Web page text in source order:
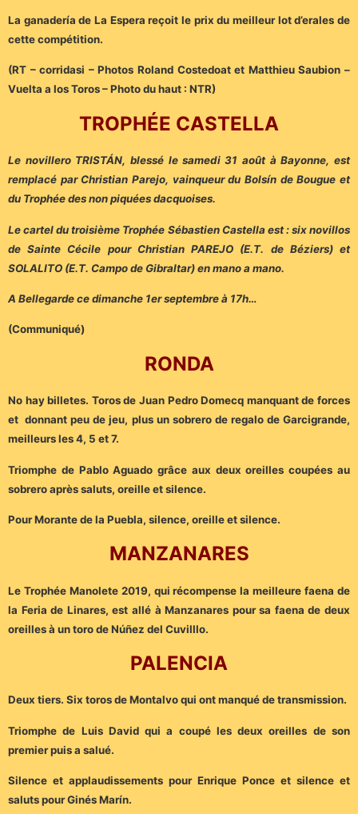
La ganadería de La Espera reçoit le prix du meilleur lot d’erales de
cette compétition.
(RT – corridasi – Photos Roland Costedoat et Matthieu Saubion –
Vuelta a los Toros – Photo du haut : NTR)
TROPHÉE CASTELLA
Le novillero TRISTÁN, blessé le samedi 31 août à Bayonne, est
remplacé par Christian Parejo, vainqueur du Bolsín de Bougue et
du Trophée des non piquées dacquoises.
Le cartel du troisième Trophée Sébastien Castella est : six novillos
de Sainte Cécile pour Christian PAREJO (E.T. de Béziers) et
SOLALITO (E.T. Campo de Gibraltar) en mano a mano.
A Bellegarde ce dimanche 1er septembre à 17h…
(Communiqué)
RONDA
No hay billetes. Toros de Juan Pedro Domecq manquant de forces
et donnant peu de jeu, plus un sobrero de regalo de Garcigrande,
meilleurs les 4, 5 et 7.
Triomphe de Pablo Aguado grâce aux deux oreilles coupées au
sobrero après saluts, oreille et silence.
Pour Morante de la Puebla, silence, oreille et silence.
MANZANARES
Le Trophée Manolete 2019, qui récompense la meilleure faena de
la Feria de Linares, est allé à Manzanares pour sa faena de deux
oreilles à un toro de Núñez del Cuvilllo.
PALENCIA
Deux tiers. Six toros de Montalvo qui ont manqué de transmission.
Triomphe de Luis David qui a coupé les deux oreilles de son
premier puis a salué.
Silence et applaudissements pour Enrique Ponce et silence et
saluts pour Ginés Marín.